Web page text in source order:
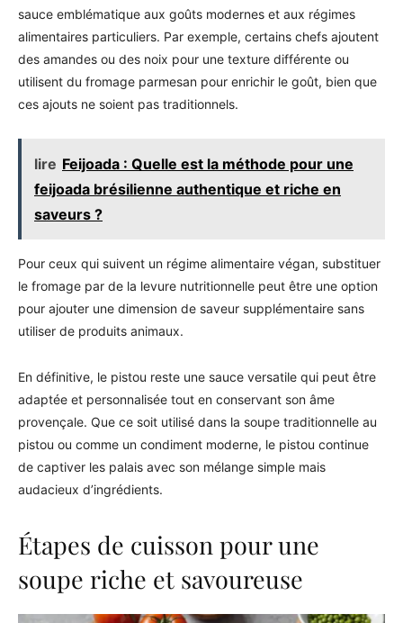
sauce emblématique aux goûts modernes et aux régimes
alimentaires particuliers. Par exemple, certains chefs ajoutent
des amandes ou des noix pour une texture différente ou
utilisent du fromage parmesan pour enrichir le goût, bien que
ces ajouts ne soient pas traditionnels.
lire Feijoada : Quelle est la méthode pour une
feijoada brésilienne authentique et riche en
saveurs ?
Pour ceux qui suivent un régime alimentaire végan, substituer
le fromage par de la levure nutritionnelle peut être une option
pour ajouter une dimension de saveur supplémentaire sans
utiliser de produits animaux.
En définitive, le pistou reste une sauce versatile qui peut être
adaptée et personnalisée tout en conservant son âme
provençale. Que ce soit utilisé dans la soupe traditionnelle au
pistou ou comme un condiment moderne, le pistou continue
de captiver les palais avec son mélange simple mais
audacieux d’ingrédients.
Étapes de cuisson pour une
soupe riche et savoureuse